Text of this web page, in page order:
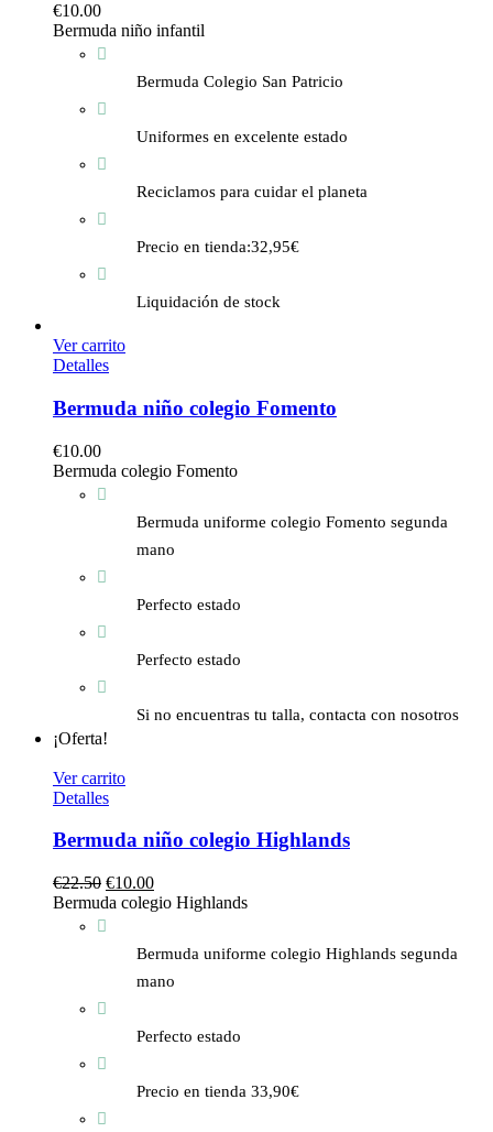
€10.00
Bermuda niño infantil
Bermuda Colegio San Patricio
Uniformes en excelente estado
Reciclamos para cuidar el planeta
Precio en tienda:32,95€
Liquidación de stock
Ver carrito
Detalles
Bermuda niño colegio Fomento
€10.00
Bermuda colegio Fomento
Bermuda uniforme colegio Fomento segunda
mano
Perfecto estado
Perfecto estado
Si no encuentras tu talla, contacta con nosotros
¡Oferta!
Ver carrito
Detalles
Bermuda niño colegio Highlands
€22.50 €10.00
Bermuda colegio Highlands
Bermuda uniforme colegio Highlands segunda
mano
Perfecto estado
Precio en tienda 33,90€